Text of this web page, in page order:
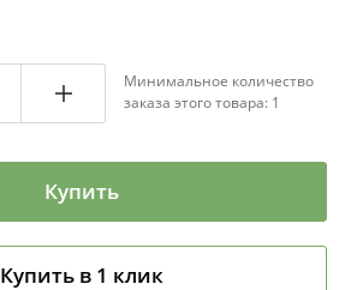
Минимальное количество
заказа этого товара: 1
Купить
Купить в 1 клик